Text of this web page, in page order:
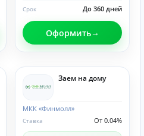
До 360 дней
Срок
Оформить
Заем на дому
МКК «Финмолл»
От 0.04%
Ставка